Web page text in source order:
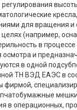
для вращения
целях (например,
в
осмотра и
в одной
ТН ВЭД ЕАЭС в
фирмой,
в операционных,